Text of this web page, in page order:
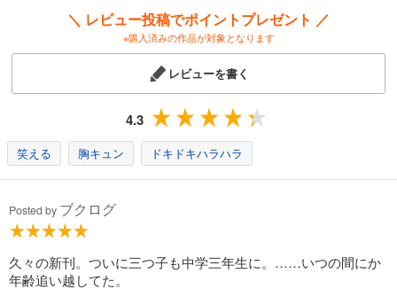
この作品、小学生の頃に図書館で出会った人も多いのではないでしょ
講談社青い鳥文庫の小説『名探偵夢水清志郎シリーズ』を原作とする
とにかく強烈なキャラクターである「名探偵」の教授と、
亜衣たちとのコミカルなやりとりを描きながら、お話は進んでいきま
普段は頼りない教授ですが、ここぞというところではしっかりと謎解
きをしてくれます！
作品の大きな見どころです。
…しかしその後のぐだっとした姿を見ると、それはそれで安心してし
まうのです。
――さて、そんな「名探偵」を待ち受けるのは、
＼ レビュー投稿でポイントプレゼント ／
※購入済みの作品が対象となります
レビューを書く
4.3
笑える 胸キュン ドキドキハラハラ
Posted by ブクログ
久々の新刊。ついに三つ子も中学三年生に。……いつの間にか
年齢追い越してた。